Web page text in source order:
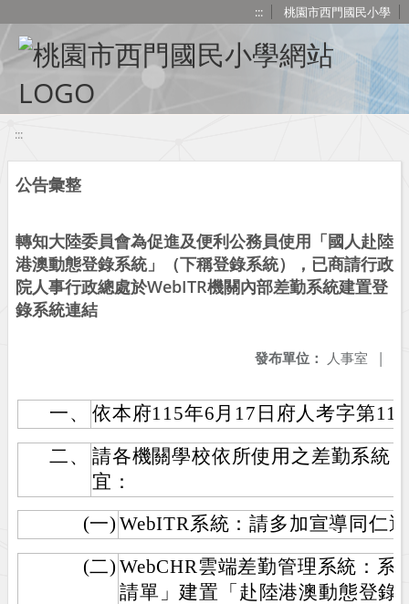
::: 桃園市西門國民小學
:::
公告彙整
轉知大陸委員會為促進及便利公務員使用「國人赴陸
港澳動態登錄系統」（下稱登錄系統），已商請行政
院人事行政總處於WebITR機關內部差勤系統建置登
錄系統連結
發布單位： 人事室 |
一、
依本府115年6月17日府人考字第
二、
請各機關學校依所使用之差勤系統
宜：
(一) WebITR系統：請多加宣導同仁
(二) WebCHR雲端差勤管理系統：系
請單」建置「赴陸港澳動態登錄